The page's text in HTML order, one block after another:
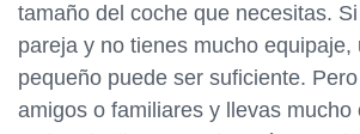
tamaño del coche que necesitas.
pareja y no tienes mucho equipaje,
pequeño puede ser suficiente.
amigos o familiares y llevas mucho